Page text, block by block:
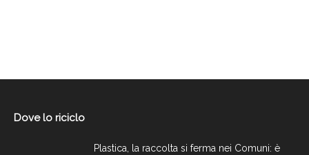
Dove lo riciclo
Plastica, la raccolta si ferma nei Comuni: è